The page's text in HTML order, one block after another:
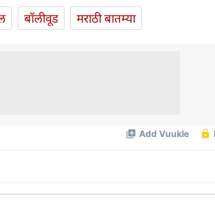
बॉलीवूड मराठी बातम्या